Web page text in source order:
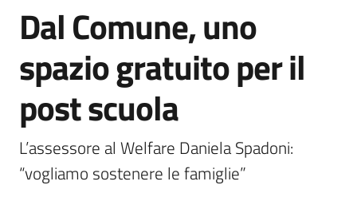
Novità
Menu selezionato
Servizi
Vivere
Imola
Salta al contenuto
Dal Comune, uno
spazio gratuito per il
post scuola
L’assessore al Welfare Daniela Spadoni:
“vogliamo sostenere le famiglie”